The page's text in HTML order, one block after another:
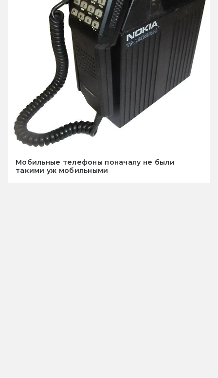
Мобильные телефоны поначалу не были
такими уж мобильными